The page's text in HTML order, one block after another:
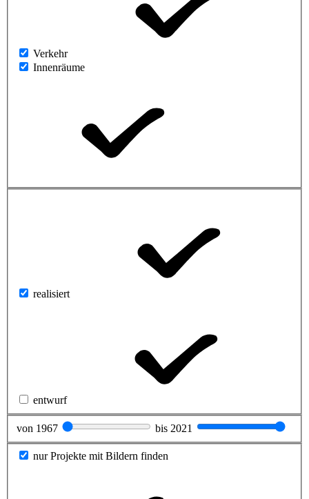
Verkehr
Innenräume
realisiert
entwurf
von 1967 bis 2021
nur Projekte mit Bildern finden